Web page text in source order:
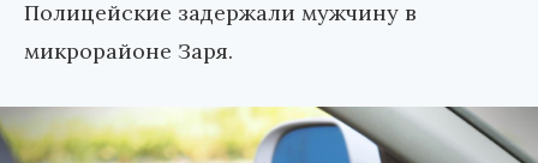
Полицейские задержали мужчину в
микрорайоне Заря.